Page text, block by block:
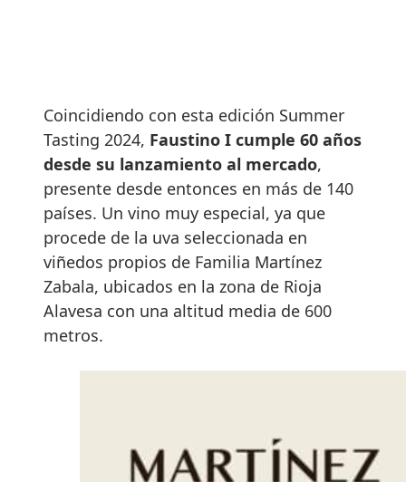
Coincidiendo con esta edición Summer
Tasting 2024, Faustino I cumple 60 años
desde su lanzamiento al mercado,
presente desde entonces en más de 140
países. Un vino muy especial, ya que
procede de la uva seleccionada en
viñedos propios de Familia Martínez
Zabala, ubicados en la zona de Rioja
Alavesa con una altitud media de 600
metros.